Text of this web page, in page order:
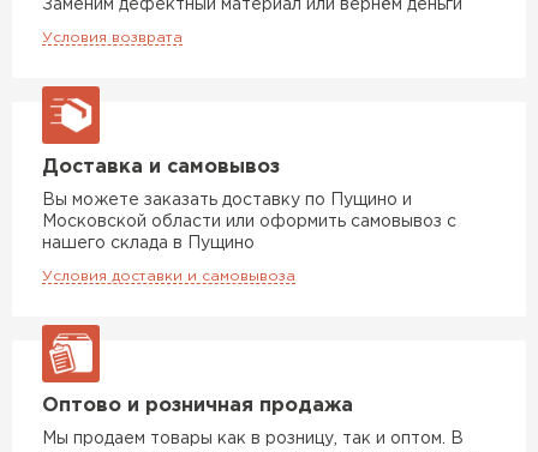
Заменим дефектный материал или вернём деньги
Условия возврата
Доставка и самовывоз
Вы можете заказать доставку по Пущино и
Московской области или оформить самовывоз с
нашего склада в Пущино
Условия доставки и самовывоза
Оптово и розничная продажа
Мы продаем товары как в розницу, так и оптом. В
ПЕРЕЙТИ
Утеплитель Изомин